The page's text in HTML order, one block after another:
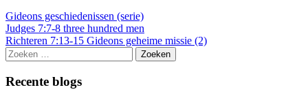
Gideons geschiedenissen (serie)
Berichtnavigatie
Judges 7:7-8 three hundred men
Richteren 7:13-15 Gideons geheime missie (2)
Zoeken
naar:
Recente blogs